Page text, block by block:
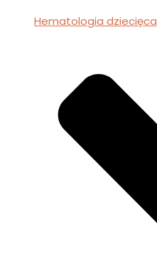
Hematologia dziecięca